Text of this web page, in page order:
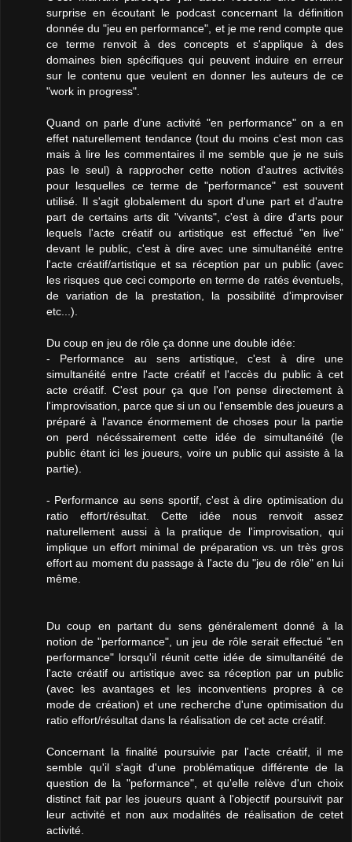
surprise en écoutant le podcast concernant la définition
donnée du "jeu en performance", et je me rend compte que
ce terme renvoit à des concepts et s'applique à des
domaines bien spécifiques qui peuvent induire en erreur
sur le contenu que veulent en donner les auteurs de ce
"work in progress".
Quand on parle d'une activité "en performance" on a en
effet naturellement tendance (tout du moins c'est mon cas
mais à lire les commentaires il me semble que je ne suis
pas le seul) à rapprocher cette notion d'autres activités
pour lesquelles ce terme de "performance" est souvent
utilisé. Il s'agit globalement du sport d'une part et d'autre
part de certains arts dit "vivants", c'est à dire d'arts pour
lequels l'acte créatif ou artistique est effectué "en live"
devant le public, c'est à dire avec une simultanéité entre
l'acte créatif/artistique et sa réception par un public (avec
les risques que ceci comporte en terme de ratés éventuels,
de variation de la prestation, la possibilité d'improviser
etc...).
Du coup en jeu de rôle ça donne une double idée:
- Performance au sens artistique, c'est à dire une
simultanéité entre l'acte créatif et l'accès du public à cet
acte créatif. C'est pour ça que l'on pense directement à
l'improvisation, parce que si un ou l'ensemble des joueurs a
préparé à l'avance énormement de choses pour la partie
on perd nécéssairement cette idée de simultanéité (le
public étant ici les joueurs, voire un public qui assiste à la
partie).
- Performance au sens sportif, c'est à dire optimisation du
ratio effort/résultat. Cette idée nous renvoit assez
naturellement aussi à la pratique de l'improvisation, qui
implique un effort minimal de préparation vs. un très gros
effort au moment du passage à l'acte du "jeu de rôle" en lui
même.
Du coup en partant du sens généralement donné à la
notion de "performance", un jeu de rôle serait effectué "en
performance" lorsqu'il réunit cette idée de simultanéité de
l'acte créatif ou artistique avec sa réception par un public
(avec les avantages et les inconventiens propres à ce
mode de création) et une recherche d'une optimisation du
ratio effort/résultat dans la réalisation de cet acte créatif.
Concernant la finalité poursuivie par l'acte créatif, il me
semble qu'il s'agit d'une problématique différente de la
question de la "peformance", et qu'elle relève d'un choix
distinct fait par les joueurs quant à l'objectif poursuivit par
leur activité et non aux modalités de réalisation de cetet
activité.